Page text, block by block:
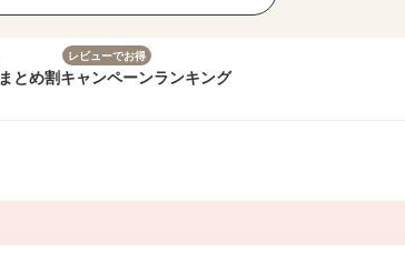
まとめ割
レビューでお得
キャンペーンランキング